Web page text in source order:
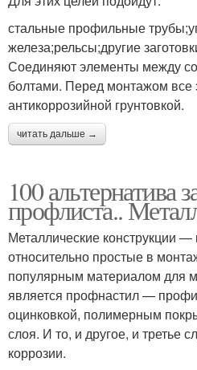
стальные профильные
железа;рельсы;другие
Соединяют элементы между
болтами. Перед монтажом
антикоррозийной грунтовкой.
читать дальше →
100 альтернатива
профлиста..
Металлические конструкции
относительно простые в
популярным материалом для
является профнастил —
оцинковкой, полимерным
слоя. И то, и другое, и третье
коррозии.